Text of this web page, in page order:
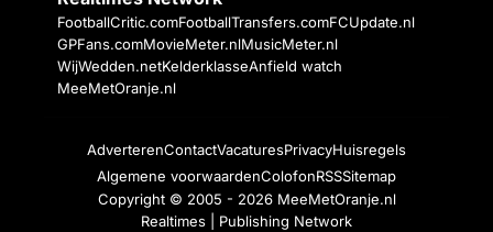
FootballCritic.comFootballTransfers.comFCUpdate.nl
GPFans.comMovieMeter.nlMusicMeter.nl
WijWedden.netKelderklasseAnfield watch
MeeMetOranje.nl
AdverterenContactVacaturesPrivacyHuisregels
Algemene voorwaardenColofonRSSSitemap
Copyright © 2005 - 2026 MeeMetOranje.nl
Realtimes | Publishing Network